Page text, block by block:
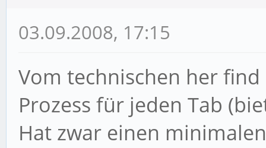
03.09.2008, 17:15
Vom technischen her
Prozess für jeden Tab
Hat zwar einen